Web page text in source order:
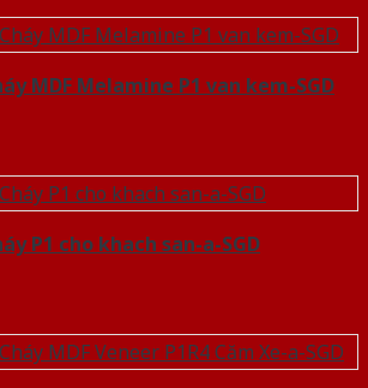
MDF Melamine P1 van kem-SGD
P1 cho khach san-a-SGD